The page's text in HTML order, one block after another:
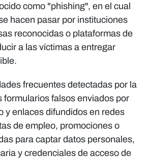
como "phishing", en el cual
hacen pasar por instituciones
reconocidas o plataformas de
a las víctimas a entregar
frecuentes detectadas por la
formularios falsos enviados por
y enlaces difundidos en redes
de empleo, promociones o
para captar datos personales,
y credenciales de acceso de